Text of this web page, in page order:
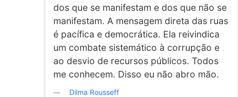
dos que se manifestam e dos que não se
manifestam. A mensagem direta das ruas
é pacífica e democrática. Ela reivindica
um combate sistemático à corrupção e
ao desvio de recursos públicos. Todos
me conhecem. Disso eu não abro mão.
Dilma Rousseff